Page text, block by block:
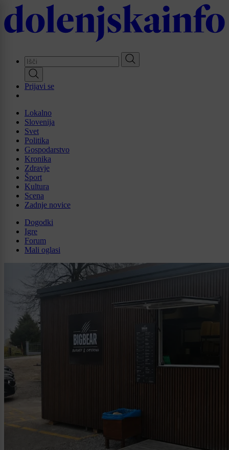
Skip
to
main
Prijavi se
Lokalno
Slovenija
Svet
Politika
Gospodarstvo
Kronika
Zdravje
Šport
Kultura
Scena
Zadnje novice
Dogodki
Igre
Forum
Mali oglasi